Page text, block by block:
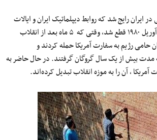
ایران رایج شد که روابط دیپلماتیک ایران و ایالات
متحده به طور رسمی‌در آوریل ۱۹۸۰ قطع شد، وقتی که ۵ ماه بعد از انقلاب
حامی ‌رژیم به سفارت آمریکا حمله کردند و
مدت بیش از یک سال گروگان گرفتند. در حال حاضر به
، آن را به موزه انقلاب تبدیل کرده‌اند.